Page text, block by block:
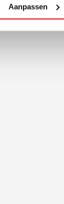
Aanpassen